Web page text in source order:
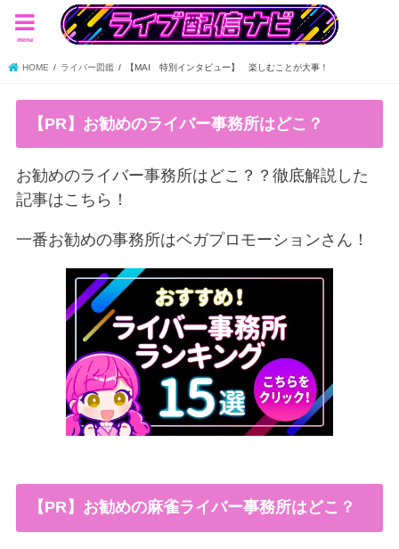
menu
HOME ライバー図鑑 【MAI 特別インタビュー】 楽しむことが大事！
【PR】お勧めのライバー事務所はどこ？
お勧めのライバー事務所はどこ？？徹底解説した
記事はこちら！
一番お勧めの事務所はベガプロモーションさん！
【PR】お勧めの麻雀ライバー事務所はどこ？